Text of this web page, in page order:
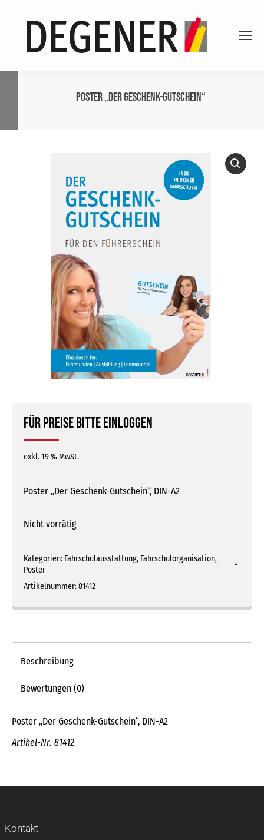
Poster „Der Geschenk-Gutschein“
Für Preise bitte einloggen
exkl. 19 % MwSt.
Poster „Der Geschenk-Gutschein“, DIN-A2
Nicht vorrätig
Kategorien: Fahrschulausstattung, Fahrschulorganisation,
Poster
Artikelnummer:81412
Beschreibung
Bewertungen (0)
Poster „Der Geschenk-Gutschein“, DIN-A2
Artikel-Nr. 81412
Kontakt